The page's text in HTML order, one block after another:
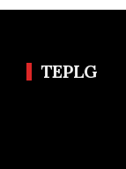
TEPLG